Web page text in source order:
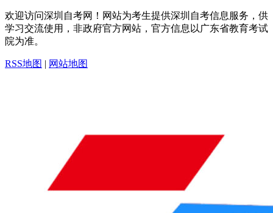
欢迎访问深圳自考网！网站为考生提供深圳自考信息服务，供
学习交流使用，非政府官方网站，官方信息以广东省教育考试
院为准。
RSS地图 | 网站地图